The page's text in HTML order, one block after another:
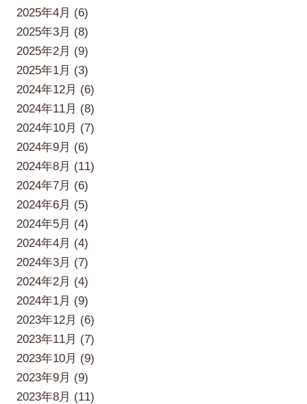
2025年4月 (6)
2025年3月 (8)
2025年2月 (9)
2025年1月 (3)
2024年12月 (6)
2024年11月 (8)
2024年10月 (7)
2024年9月 (6)
2024年8月 (11)
2024年7月 (6)
2024年6月 (5)
2024年5月 (4)
2024年4月 (4)
2024年3月 (7)
2024年2月 (4)
2024年1月 (9)
2023年12月 (6)
2023年11月 (7)
2023年10月 (9)
2023年9月 (9)
2023年8月 (11)